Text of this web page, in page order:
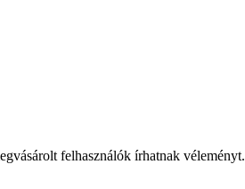
felhasználók írhatnak véleményt.